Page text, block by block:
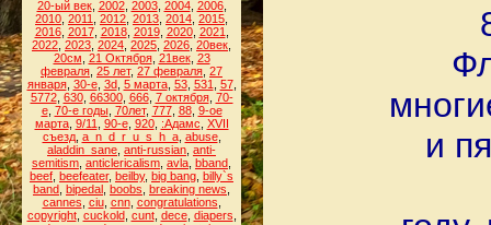
20-ый век, 2002, 2003, 2004, 2006,
2010 2011 2012 2013 2014 2015
2016, 2017, 2018, 2019, 2020, 2021
2022 2023 2024 2025 2026 20век
20см 21 Октября, 21век, 23
февраля 25 лет, 27 февраля 27
января, 30-е, 3d, 5 марта, 53, 531 57,
5772, 630, 66300, 666, 7 октября, 70-
е, 70-е годы, 70лет, 777, 88, 9-ое
марта, 9/11 90-е, 920, :Адамс XVII
съезд, a_n_d_r_u_s_h_a, abuse,
aladdin_sane anti-russian anti-
semitism anticlericalism avla bband
beef beefeater, beilby, big bang billy`s
band bipedal boobs breaking news
cannes ciu, cnn, congratulations
copyright, cuckold, cunt, dece, diapers
и